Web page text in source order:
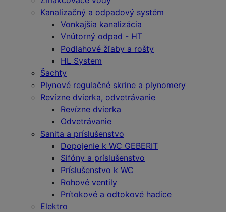
Kanalizačný a odpadový systém
Vonkajšia kanalizácia
Vnútorný odpad - HT
Podlahové žľaby a rošty
HL System
Šachty
Plynové regulačné skrine a plynomery
Revízne dvierka, odvetrávanie
Revízne dvierka
Odvetrávanie
Sanita a príslušenstvo
Dopojenie k WC GEBERIT
Sifóny a príslušenstvo
Príslušenstvo k WC
Rohové ventily
Prítokové a odtokové hadice
Elektro